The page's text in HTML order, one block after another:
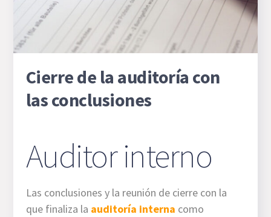
Cierre de la auditoría con
las conclusiones
Auditor interno
Las conclusiones y la reunión de cierre con la
que finaliza la auditoría interna como